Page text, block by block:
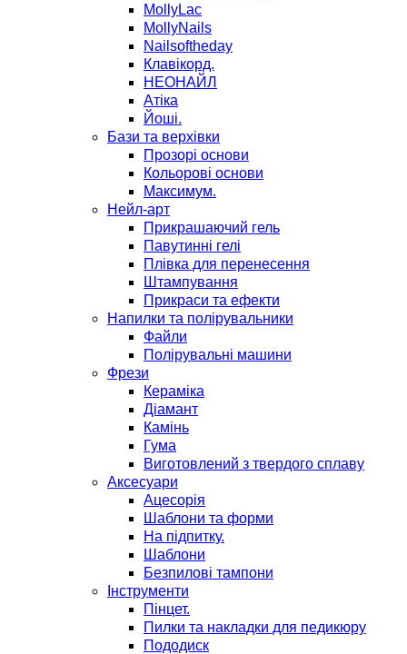
MollyLac
MollyNails
Nailsoftheday
Клавікорд.
НЕОНАЙЛ
Атіка
Йоші.
Бази та верхівки
Прозорі основи
Кольорові основи
Максимум.
Нейл-арт
Прикрашаючий гель
Павутинні гелі
Плівка для перенесення
Штампування
Прикраси та ефекти
Напилки та полірувальники
Файли
Полірувальні машини
Фрези
Кераміка
Діамант
Камінь
Гума
Виготовлений з твердого сплаву
Аксесуари
Ацесорія
Шаблони та форми
На підпитку.
Шаблони
Безпилові тампони
Інструменти
Пінцет.
Пилки та накладки для педикюру
Пододиск